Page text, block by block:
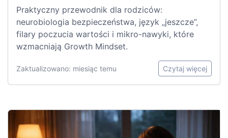
Praktyczny przewodnik dla rodziców:
neurobiologia bezpieczeństwa, język „jeszcze”,
filary poczucia wartości i mikro-nawyki, które
wzmacniają Growth Mindset.
Zaktualizowano: miesiąc temu Czytaj więcej